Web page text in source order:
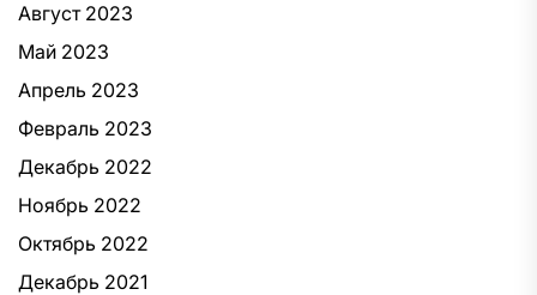
Август 2023
Май 2023
Апрель 2023
Февраль 2023
Декабрь 2022
Ноябрь 2022
Октябрь 2022
Декабрь 2021